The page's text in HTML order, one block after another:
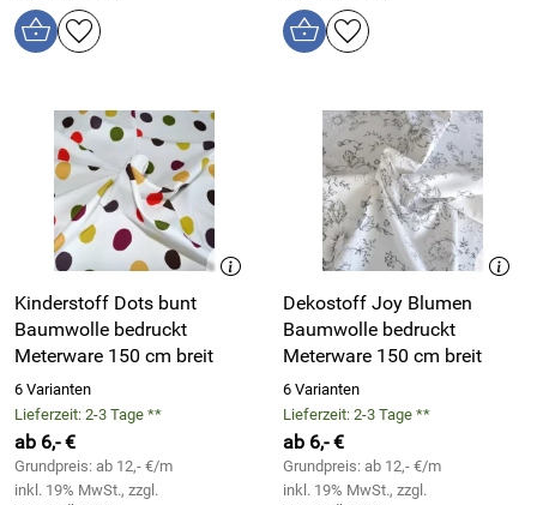
Kinderstoff Dots bunt
Baumwolle bedruckt
Meterware 150 cm breit
6 Varianten
Lieferzeit: 2-3 Tage **
ab 6,- €
Grundpreis: ab 12,- €/m
inkl. 19% MwSt., zzgl.
Dekostoff Joy Blumen
Baumwolle bedruckt
Meterware 150 cm breit
6 Varianten
Lieferzeit: 2-3 Tage **
ab 6,- €
Grundpreis: ab 12,- €/m
inkl. 19% MwSt., zzgl.